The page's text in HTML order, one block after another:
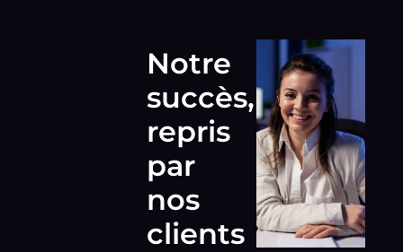
Notre
succès,
repris
par
nos
clients